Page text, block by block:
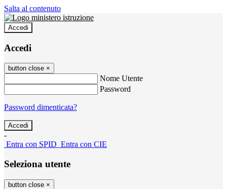
Salta al contenuto
Accedi
Accedi
button close ×
Nome Utente
Password
Password dimenticata?
-
Entra con SPID Entra con CIE
Seleziona utente
button close ×